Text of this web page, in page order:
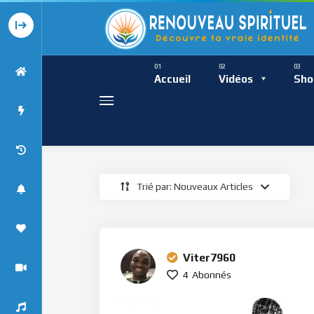
Accueil Vidéos
Présence
Présence
Trié par: Nouveaux Articles
Viter7960
4 Abonnés